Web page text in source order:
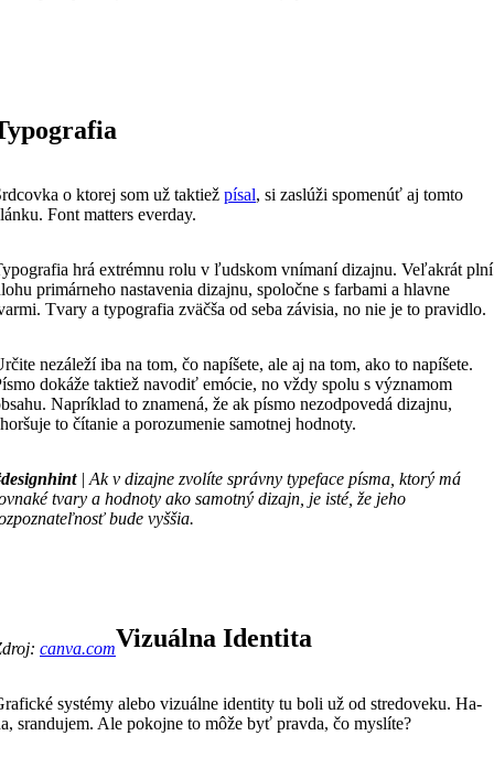
o ktorej som už taktiež písal, si zaslúži spomenúť aj tomto
Font matters everday.
hrá extrémnu rolu v ľudskom vnímaní dizajnu. Veľakrát plní
primárneho nastavenia dizajnu, spoločne s farbami a hlavne
Tvary a typografia zväčša od seba závisia, no nie je to pravidlo.
nezáleží iba na tom, čo napíšete, ale aj na tom, ako to napíšete.
dokáže taktiež navodiť emócie, no vždy spolu s významom
Napríklad to znamená, že ak písmo nezodpovedá dizajnu,
to čítanie a porozumenie samotnej hodnoty.
| Ak v dizajne zvolíte správny typeface písma, ktorý má
tvary a hodnoty ako samotný dizajn, je isté, že jeho
bude vyššia.
canva.comVizuálna Identita
systémy alebo vizuálne identity tu boli už od stredoveku. Ha-
srandujem. Ale pokojne to môže byť pravda, čo myslíte?